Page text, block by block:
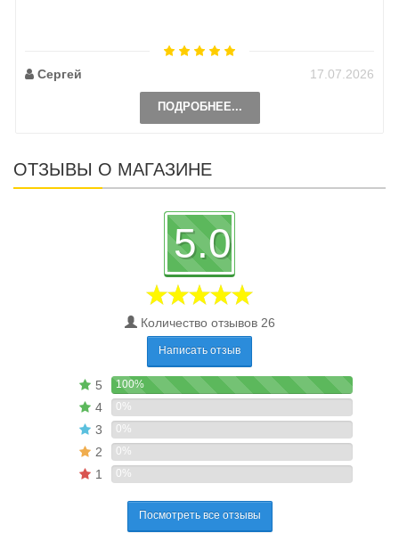
Сергей 17.07.2026
ПОДРОБНЕЕ...
ОТЗЫВЫ О МАГАЗИНЕ
5.0
Количество отзывов 26
Написать отзыв
5 100%
4 0%
3 0%
2 0%
1 0%
Посмотреть все отзывы